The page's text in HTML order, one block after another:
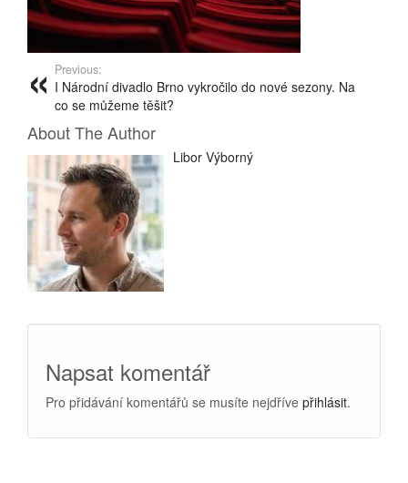
Previous:
I Národní divadlo Brno vykročilo do nové sezony. Na
co se můžeme těšit?
About The Author
Libor Výborný
Napsat komentář
Pro přidávání komentářů se musíte nejdříve přihlásit.